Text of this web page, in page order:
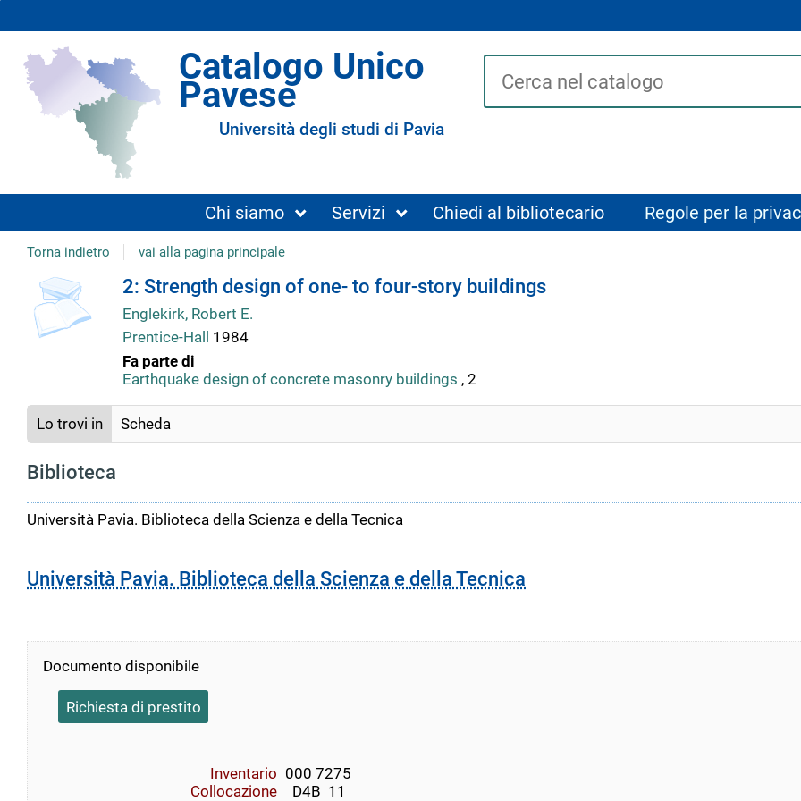
Catalogo Unico
Pavese
Università degli studi di Pavia
Cerca su "Catalogo"
Chi siamo Servizi Chiedi al bibliotecario Regole per la
Torna indietro vai alla pagina principale
Dettaglio
del
documento
2: Strength design of one- to four-story buildings
Englekirk, Robert E.
Prentice-Hall 1984
Fa parte di
Earthquake design of concrete masonry buildings , 2
Lo trovi in Scheda
Biblioteca
Università Pavia. Biblioteca della Scienza e della Tecnica
Università Pavia. Biblioteca della Scienza e della Tecnica
Documento disponibile
Richiesta di prestito
Inventario 000 7275
Collocazione
  D4B  11